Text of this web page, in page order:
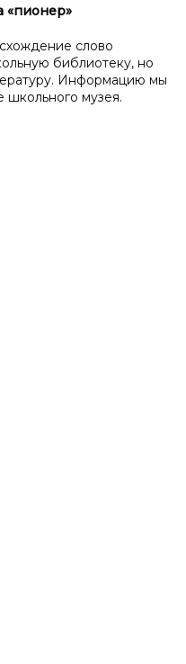
«пионер»
слово
библиотеку, но
Информацию мы
школьного музея.